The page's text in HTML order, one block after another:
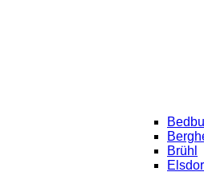
Brühl